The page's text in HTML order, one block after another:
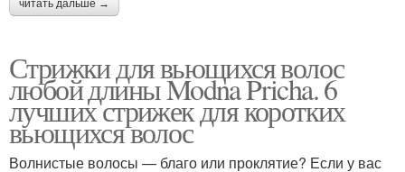
Каре на вьющиеся
волосы
Волосы без укладки
Стрижки на короткие
Стрижки на пушистые
читать дальше →
Стрижки для вьющихся волос
любой длины Modna Pricha. 6
лучших стрижек для коротких
вьющихся волос
Волнистые волосы — благо или проклятие? Если у вас